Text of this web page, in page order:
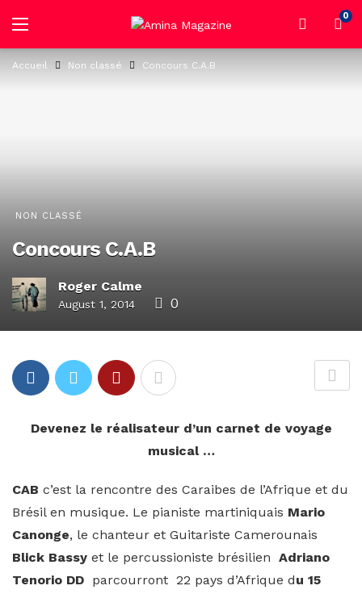
0
Accueil Non classé Concours C.A.B
NON CLASSÉ
Concours C.A.B
Roger Calme
August 1, 2014 0
Devenez le réalisateur d’un carnet de voyage
musical …
CAB c’est la rencontre des Caraibes de l’Afrique et du
Brésil en musique. Le pianiste martiniquais Mario
Canonge, le chanteur et Guitariste Camerounais
Blick Bassy et le percussioniste brésilien Adriano
Tenorio DD parcourront 22 pays d’Afrique du 15